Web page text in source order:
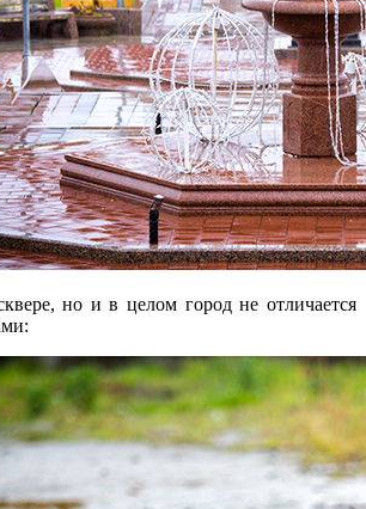
но и в целом город не отличается